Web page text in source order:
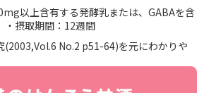
以上含有する発酵乳または、GABAを含
摂取期間：12週間
(2003,Vol.6 No.2 p51-64)を元にわかりや